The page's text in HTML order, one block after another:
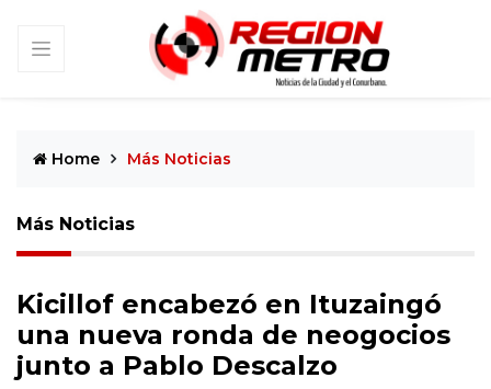
Home Más Noticias
Más Noticias
Kicillof encabezó en Ituzaingó
una nueva ronda de neogocios
junto a Pablo Descalzo